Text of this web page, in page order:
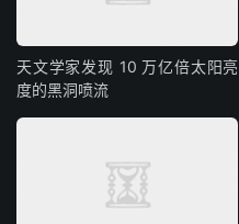
天文学家发现 10 万亿倍太阳亮
度的黑洞喷流